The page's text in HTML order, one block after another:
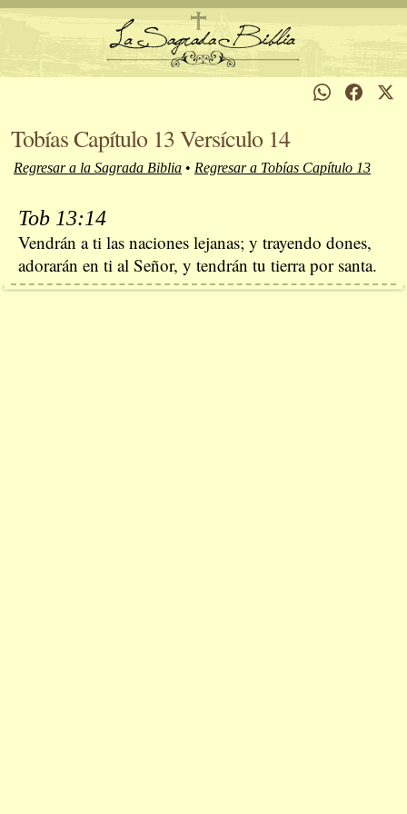
Tobías Capítulo 13 Versículo 14
Regresar a la Sagrada Biblia • Regresar a Tobías Capítulo 13
Tob 13:14
Vendrán a ti las naciones lejanas; y trayendo dones,
adorarán en ti al Señor, y tendrán tu tierra por santa.